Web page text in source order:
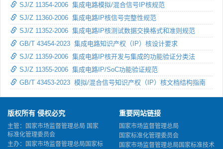
SJ/Z 11354-2006 集成电路模拟/混合信号IP核规范
SJ/Z 11360-2006 集成电路IP核信号完整性规范
SJ/Z 11352-2006 集成电路IP核测试数据交换格式和准则规范
GB/T 43454-2023 集成电路知识产权（IP）核设计要求
SJ/Z 11359-2006 集成电路IP核开发与集成的功能验证分类法
SJ/Z 11355-2006 集成电路IP/SoC功能验证规范
GB/T 43453-2023 模拟/混合信号知识产权（IP）核文档结构指南
版权所有 侵权必究
主管：国家市场监督管理总局 国家
标准化管理委员会
主办：国家市场监督管理总局国家标
重要网站链接
国家市场监督管理总局
国家标准化管理委员会
国家市场监督管理总局国家标准技术